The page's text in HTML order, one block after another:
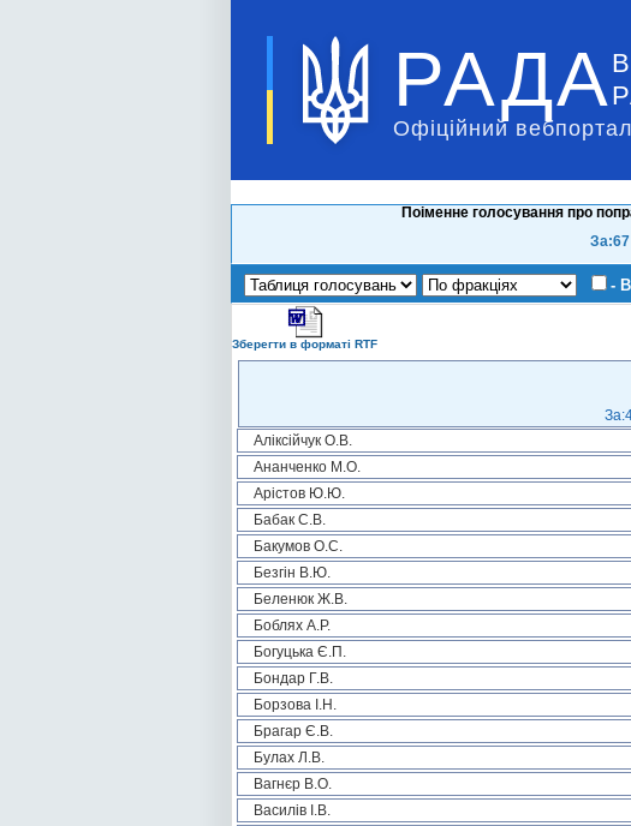
РАДА
Офіційний
Поіменне голосування про
-
Зберегти в форматі RTF
Аліксійчук О.В.
Ананченко М.О.
Арістов Ю.Ю.
Бабак С.В.
Бакумов О.С.
Безгін В.Ю.
Беленюк Ж.В.
Боблях А.Р.
Богуцька Є.П.
Бондар Г.В.
Борзова І.Н.
Брагар Є.В.
Булах Л.В.
Вагнєр В.О.
Василів І.В.